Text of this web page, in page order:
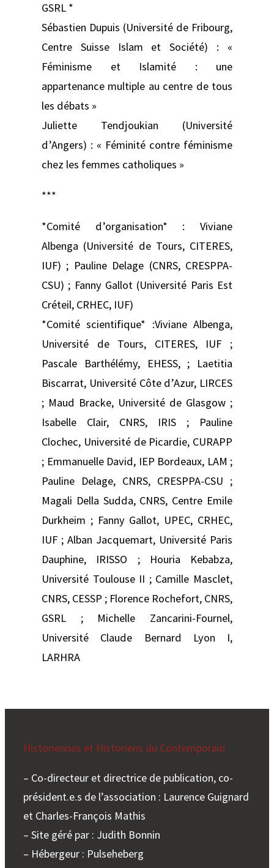
GSRL *
Sébastien Dupuis (Université de Fribourg,
Centre Suisse Islam et Société) : «
Féminisme et Islamité : une
appartenance multiple au centre de tous
les débats »
Juliette Tendjoukian (Université
d’Angers) : « Féminité contre féminisme
chez les femmes catholiques »
***
*Comité d’organisation* : Viviane
Albenga (Université de Tours, CITERES,
IUF) ; Pauline Delage (CNRS, CRESPPA-
CSU) ; Fanny Gallot (Université Paris Est
Créteil, CRHEC, IUF)
*Comité scientifique* :Viviane Albenga,
Université de Tours, CITERES, IUF ;
Pascale Barthélémy, EHESS, ; Laetitia
Biscarrat, Université Côte d’Azur, LIRCES
; Maud Bracke, Université de Glasgow ;
Isabelle Clair, CNRS, IRIS ; Pauline
Clochec, Université de Picardie, CURAPP
; Emmanuelle David, IEP Bordeaux, LAM ;
Pauline Delage, CNRS, CRESPPA-CSU ;
Magali Della Sudda, CNRS, Centre Emile
Durkheim ; Fanny Gallot, UPEC, CRHEC,
IUF ; Alban Jacquemart, Université Paris
Dauphine, IRISSO ; Houria Kebabza,
Université Toulouse II ; Camille Masclet,
CNRS, CESSP ; Florence Rochefort, CNRS,
GSRL ; Michelle Zancarini-Fournel,
Université Claude Bernard Lyon I,
LARHRA
Historiennes et Historiens du Contemporain
– Co-directeur et directrice de publication, co-
président.e.s de l’association : Laurence Guignard
et Charles-François Mathis
– Site géré par : Judith Bonnin
– Hébergeur : Pulseheberg